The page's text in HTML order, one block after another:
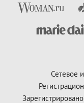
Сетевое